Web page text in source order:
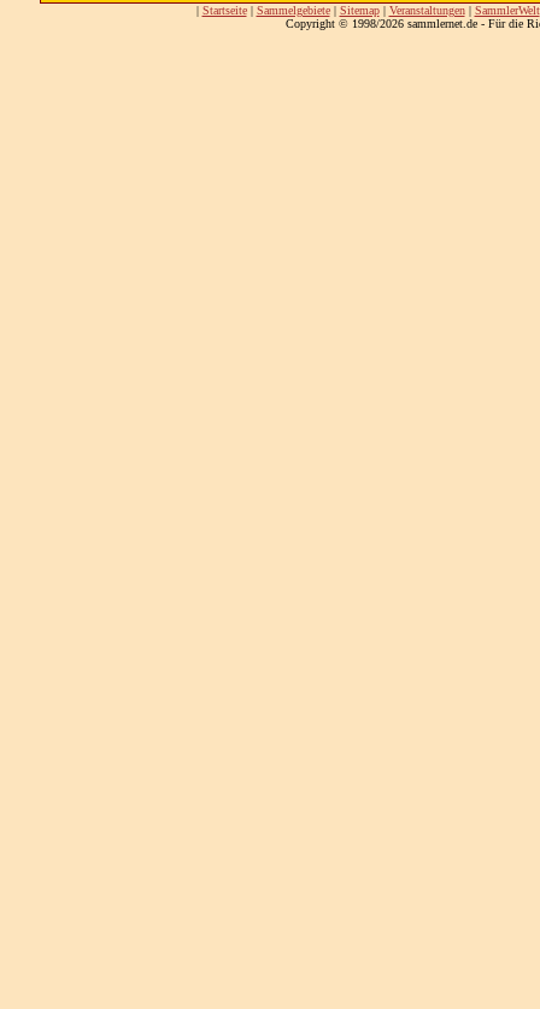
| Startseite| Sammelgebiete| Sitemap| Veranstaltungen| SammlerWelt
Copyright © 1998/2026 sammlernet.de - Für die